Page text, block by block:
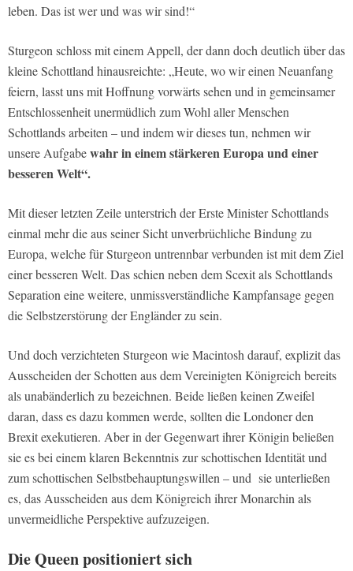
leben. Das ist wer und was wir sind!“
Sturgeon schloss mit einem Appell, der dann doch deutlich über das
kleine Schottland hinausreichte: „Heute, wo wir einen Neuanfang
feiern, lasst uns mit Hoffnung vorwärts sehen und in gemeinsamer
Entschlossenheit unermüdlich zum Wohl aller Menschen
Schottlands arbeiten – und indem wir dieses tun, nehmen wir
unsere Aufgabewahr in einem stärkeren Europa und einer
besseren Welt“.
Mit dieser letzten Zeile unterstrich der Erste Minister Schottlands
einmal mehr die aus seiner Sicht unverbrüchliche Bindung zu
Europa, welche für Sturgeon untrennbar verbunden ist mit dem Ziel
einer besseren Welt. Das schien neben dem Scexit als Schottlands
Separation eine weitere, unmissverständliche Kampfansage gegen
die Selbstzerstörung der Engländer zu sein.
Und doch verzichteten Sturgeon wie Macintosh darauf, explizit das
Ausscheiden der Schotten aus dem Vereinigten Königreich bereits
als unabänderlich zu bezeichnen. Beide ließen keinen Zweifel
daran, dass es dazu kommen werde, sollten die Londoner den
Brexit exekutieren. Aber in der Gegenwart ihrer Königin beließen
sie es bei einem klaren Bekenntnis zur schottischen Identität und
zum schottischen Selbstbehauptungswillen – und sie unterließen
es, das Ausscheiden aus dem Königreich ihrer Monarchin als
unvermeidliche Perspektive aufzuzeigen.
Die Queen positioniert sich